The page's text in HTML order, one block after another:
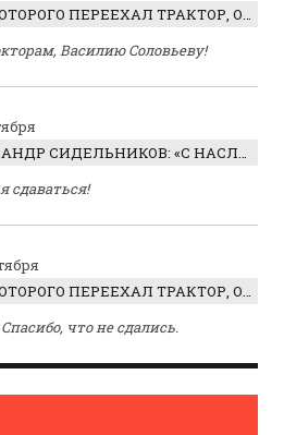
СЕРДЦЕ ПАЦИЕНТА, КОТОРОГО ПЕРЕЕХАЛ ТРАКТОР, ОБНАРУЖИЛИ… В ЖИВОТЕ
Василию Соловьеву!
ГЛУХОЙ АКТЕР АЛЕКСАНДР СИДЕЛЬНИКОВ: «С НАСЛАЖДЕНИЕМ ИГРАЛ ОТРИЦАТЕЛЬНОГО ГЕРОЯ!»
сдаваться!
СЕРДЦЕ ПАЦИЕНТА, КОТОРОГО ПЕРЕЕХАЛ ТРАКТОР, ОБНАРУЖИЛИ… В ЖИВОТЕ
что не сдались.